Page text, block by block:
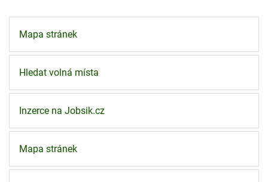
Mapa stránek
Hledat volná místa
Inzerce na Jobsik.cz
Mapa stránek